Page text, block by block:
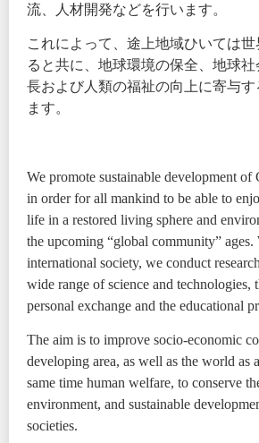
流、人材開発などを行います。
これによって、途上地域ひいては
ると共に、地球環境の保全、地球
長および人類の福祉の向上に寄与
ます。
We promote sustainable development
in order for all mankind to be able to
life in a restored living sphere and
the upcoming “global community” ages.
international society, we conduct
wide range of science and technologies,
personal exchange and the educational
The aim is to improve socio-economic
developing area, as well as the world as
same time human welfare, to conserve
environment, and sustainable
societies.